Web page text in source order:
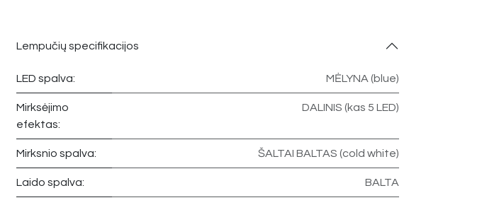
Lempučių specifikacijos
LED spalva: MĖLYNA (blue)
Mirksėjimo
efektas:
DALINIS (kas 5 LED)
Mirksnio spalva: ŠALTAI BALTAS (cold white)
Laido spalva: BALTA